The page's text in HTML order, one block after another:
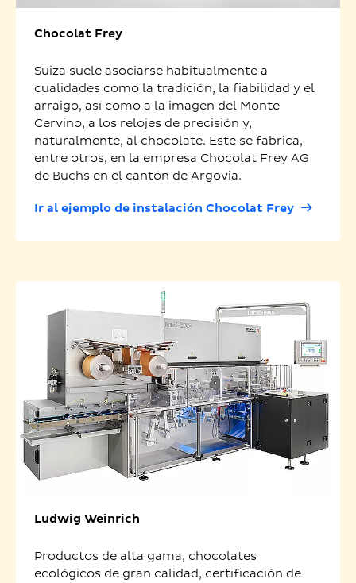
Chocolat Frey
Suiza suele asociarse habitualmente a
cualidades como la tradición, la fiabilidad y el
arraigo, así como a la imagen del Monte
Cervino, a los relojes de precisión y,
naturalmente, al chocolate. Este se fabrica,
entre otros, en la empresa Chocolat Frey AG
de Buchs en el cantón de Argovia.
Ir al ejemplo de instalación Chocolat Frey
Ludwig Weinrich
Productos de alta gama, chocolates
ecológicos de gran calidad, certificación de